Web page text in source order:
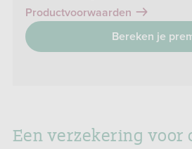
Productvoorwaarden
Bereken je
Een verzekering voor